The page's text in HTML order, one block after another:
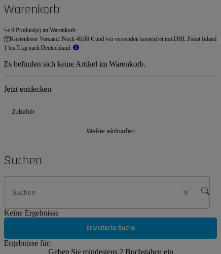
Warenkorb
0 Produkt(e) im Warenkorb
Kostenloser Versand: Noch 49,00 € und wir versenden kostenfrei mit DHL Paket Inland
1 bis 5 kg nach Deutschland.
Es befinden sich keine Artikel im Warenkorb.
Jetzt entdecken
Zubehör
Weiter einkaufen
Suchen
Keine Ergebnisse
Erweiterte Suche
Ergebnisse für:
Geben Sie mindestens 2 Buchstaben ein